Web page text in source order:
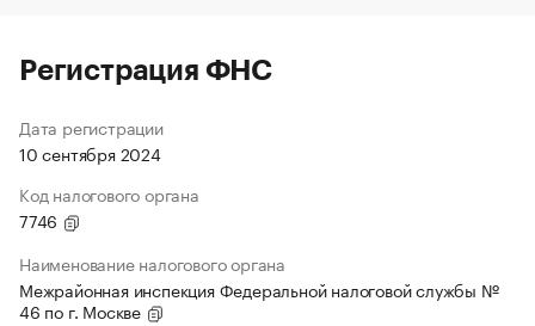
Регистрация ФНС
Дата регистрации
10 сентября 2024
Код налогового органа
7746
Наименование налогового органа
Межрайонная инспекция Федеральной налоговой службы №
46 по г. Москве